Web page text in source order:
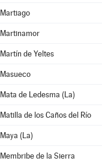
Martiago
Martinamor
Martín de Yeltes
Masueco
Mata de Ledesma (La)
Matilla de los Caños del Río
Maya (La)
Membribe de la Sierra